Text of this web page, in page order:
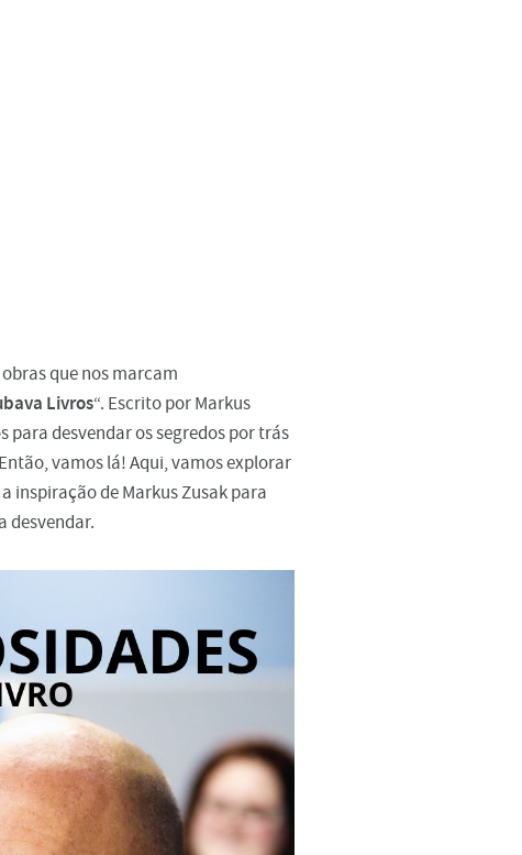
que nos marcam
Livros“. Escrito por Markus
para desvendar os segredos por trás
vamos lá! Aqui, vamos explorar
a inspiração de Markus Zusak para
desvendar.